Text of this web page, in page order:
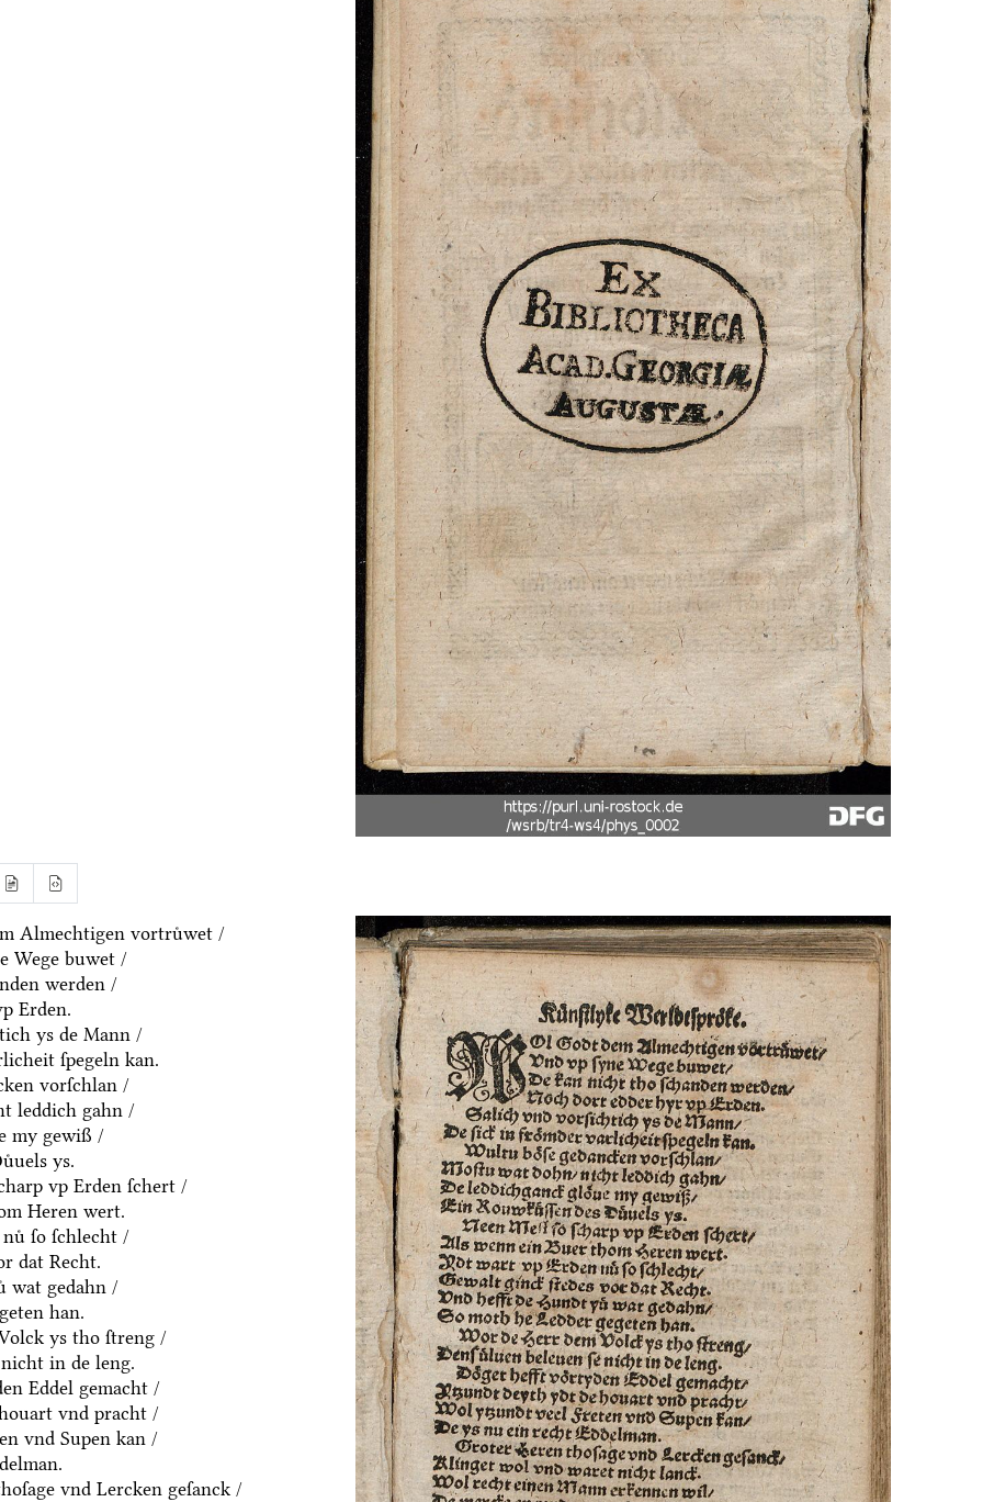
Almechtigen vortruͤwet /
Wege buwet /
werden /
Erden.
ys de Mann /
ſpegeln kan.
vorſchlan /
leddich gahn /
my gewiß /
ys.
vp Erden ſchert /
Heren wert.
ſo ſchlecht /
dat Recht.
wat gedahn /
han.
ys tho ſtreng /
nicht in de leng.
Eddel gemacht /
vnd pracht /
vnd Supen kan /
vnd Lercken geſanck /